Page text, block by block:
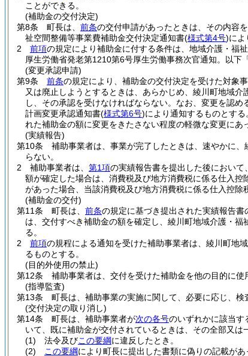
ことができる。
(補助金の交付決定)
第8条
町長は、 前条の交付申請があったときは、その内容
祉空間整備等事業費補助金交付決定通知書(様式第4号)によ
2
前項の規定により補助金に付する条件は、地域介護・福
厚生労働省発老第1210第6号厚生労働事務次官通知。以下
(変更承認申請)
第9条
前条の規定により、補助金の交付決定を受けた対象
又は廃止しようとするときは、あらかじめ、綾川町地域
し、その承認を受けなければならない。 なお、変更を認め
計画変更承認通知書(様式第6号)により通知するものとする
れた補助金の額に変更をきたさない程度の軽微な変更にあ
(実績報告)
第10条
補助事業者は、事業が完了したときは、速やかに
らない。
2
補助事業者は、 第1項の実績報告書を提出した後におい
額が確定した場合は、消費税及び地方消費税に係る仕入控
があった場合、当該消費税及び地方消費税に係る仕入控除
(補助金の交付)
第11条
町長は、 前条の規定に基づき提出された実績報告
は、交付すべき補助金の額を確定し、綾川町地域介護・
る。
2
前項の規程による通知を受けた補助事業者は、綾川町地
るものとする。
(目的外使用の禁止)
第12条
補助事業者は、交付を受けた補助金を他の目的に使
(指導監査)
第13条
町長は、補助事業の実施に関して、必要に応じ、
(交付決定の取り消し)
第14条
町長は、補助事業者が次の各号のいずれかに該当す
いて、既に補助金が交付されているときは、その全部又は
(1)
法令及びこの要綱に違反したとき。
(2)
この要綱により町長に提出した書類に偽りの記載があ